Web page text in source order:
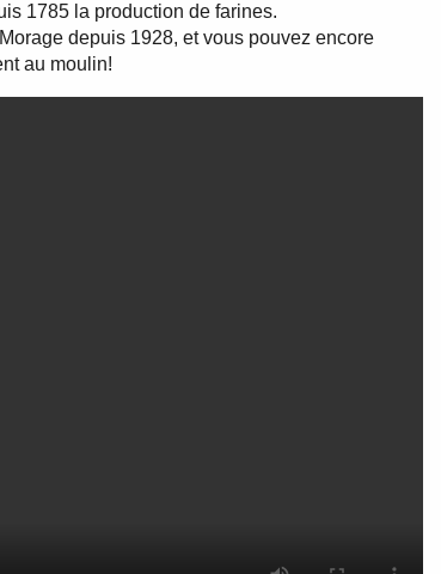
1785 la production de farines.
depuis 1928, et vous pouvez encore
au moulin!